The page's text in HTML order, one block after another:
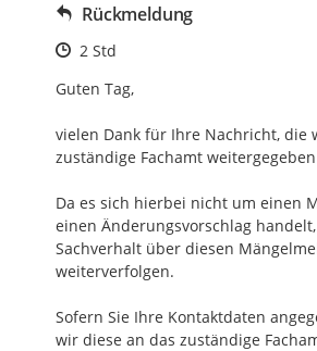
Rückmeldung
Zeitpunkt des Erstellens
2 Std
Guten Tag,
vielen Dank für Ihre Nachricht, die
zuständige Fachamt
Da es sich hierbei nicht um einen
einen Änderungsvorschlag
Sachverhalt über diesen
weiterverfolgen.
Sofern Sie Ihre Kontaktdaten
wir diese an das zuständige